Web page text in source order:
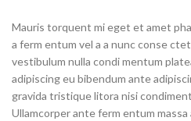
Mauris torquent mi eget et amet
a ferm entum vel a a nunc conse
vestibulum nulla condi mentum
adipiscing eu bibendum ante
gravida tristique litora nisi
Ullamcorper ante ferm entum